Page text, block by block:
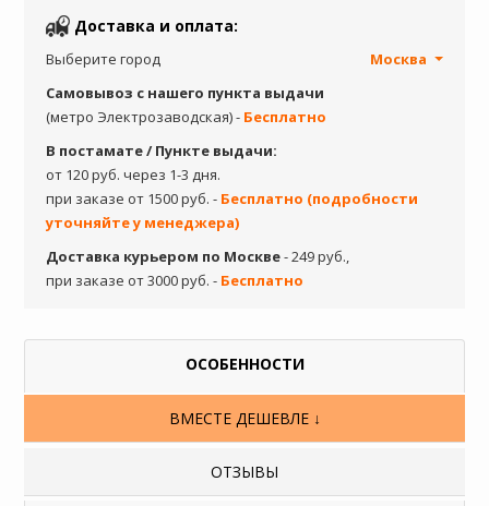
Доставка и оплата:
Выберите город
Москва
Самовывоз с нашего пункта выдачи
(метро Электрозаводская) - Бесплатно
В постамате / Пункте выдачи:
от 120 руб. через 1-3 дня.
при заказе от 1500 руб. - Бесплатно (подробности
уточняйте у менеджера)
Доставка курьером по Москве- 249 руб.,
при заказе от 3000 руб. - Бесплатно
ОСОБЕННОСТИ
ВМЕСТЕ ДЕШЕВЛЕ ↓
ОТЗЫВЫ